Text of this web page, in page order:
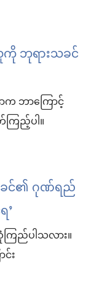
ဘုရားသခင်
က ဘာကြောင့်
ြည့်ပါ။
ခင်၏ ဂုဏ်ရည်
’
ည်ပါသလား။
း